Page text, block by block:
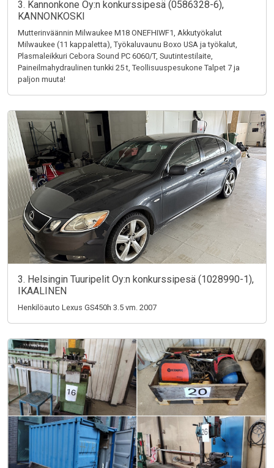
3. Kannonkone Oy:n konkurssipesä (0586328-6),
KANNONKOSKI
Mutterinväännin Milwaukee M18 ONEFHIWF1, Akkutyökalut
Milwaukee (11 kappaletta), Työkaluvaunu Boxo USA ja työkalut,
Plasmaleikkuri Cebora Sound PC 6060/T, Suutintestilaite,
Paineilmahydraulinen tunkki 25 t, Teollisuuspesukone Talpet 7 ja
paljon muuta!
3. Helsingin Tuuripelit Oy:n konkurssipesä (1028990-1),
IKAALINEN
Henkilöauto Lexus GS450h 3.5 vm. 2007